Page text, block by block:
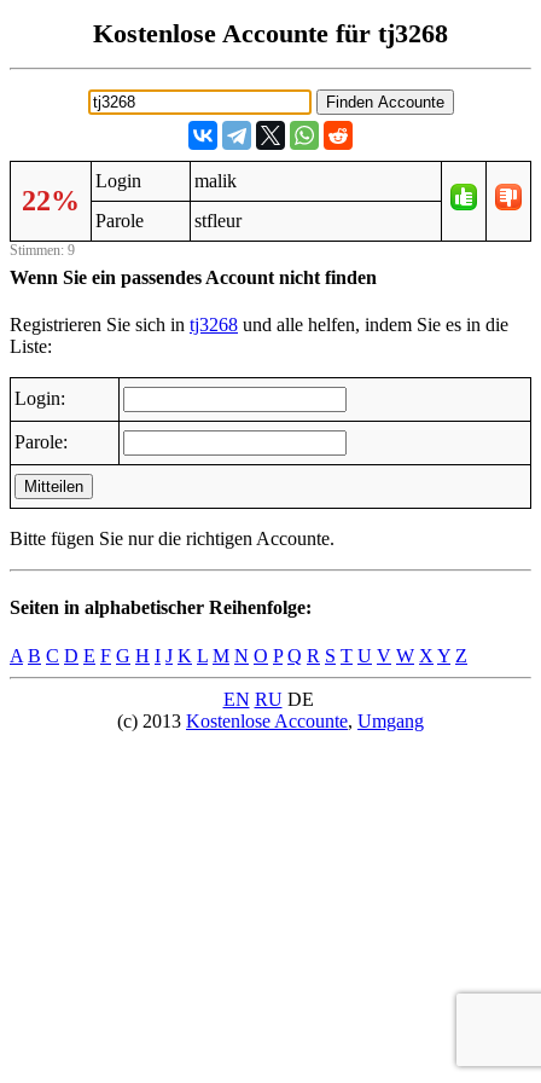
Kostenlose Accounte für tj3268
22%
Login
malik
Parole
stfleur
Stimmen: 9
Wenn Sie ein passendes Account nicht finden
Registrieren Sie sich in tj3268 und alle helfen, indem Sie es in die
Liste:
Login:
Parole:
Mitteilen
Bitte fügen Sie nur die richtigen Accounte.
Seiten in alphabetischer Reihenfolge:
A B C D E F G H I J K L M N O P Q R S T U V W X Y Z
EN RUDE
(c) 2013 Kostenlose Accounte, Umgang